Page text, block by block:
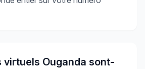
virtuels Ouganda sont-